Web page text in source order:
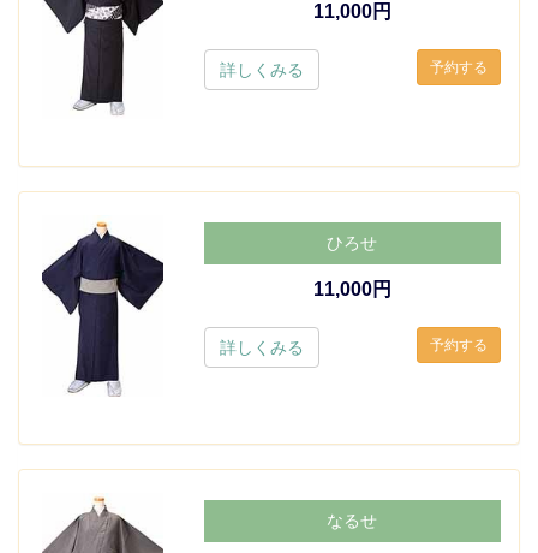
11,000円
詳しくみる
ひろせ
11,000円
詳しくみる
なるせ